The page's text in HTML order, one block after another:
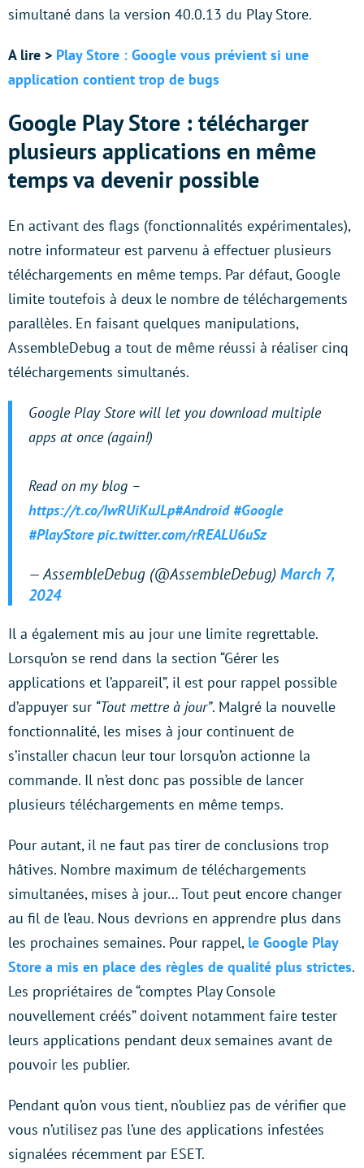
simultané dans la version 40.0.13 du Play Store.
A lire > Play Store : Google vous prévient si une
application contient trop de bugs
Google Play Store : télécharger
plusieurs applications en même
temps va devenir possible
En activant des flags (fonctionnalités expérimentales),
notre informateur est parvenu à effectuer plusieurs
téléchargements en même temps. Par défaut, Google
limite toutefois à deux le nombre de téléchargements
parallèles. En faisant quelques manipulations,
AssembleDebug a tout de même réussi à réaliser cinq
téléchargements simultanés.
Google Play Store will let you download multiple
apps at once (again!)
Read on my blog –
https://t.co/IwRUiKuJLp#Android #Google
#PlayStore pic.twitter.com/rREALU6uSz
— AssembleDebug (@AssembleDebug) March 7,
2024
Il a également mis au jour une limite regrettable.
Lorsqu’on se rend dans la section “Gérer les
applications et l’appareil”, il est pour rappel possible
d’appuyer sur “Tout mettre à jour”. Malgré la nouvelle
fonctionnalité, les mises à jour continuent de
s’installer chacun leur tour lorsqu’on actionne la
commande. Il n’est donc pas possible de lancer
plusieurs téléchargements en même temps.
Pour autant, il ne faut pas tirer de conclusions trop
hâtives. Nombre maximum de téléchargements
simultanées, mises à jour… Tout peut encore changer
au fil de l’eau. Nous devrions en apprendre plus dans
les prochaines semaines. Pour rappel, le Google Play
Store a mis en place des règles de qualité plus strictes.
Les propriétaires de “comptes Play Console
nouvellement créés” doivent notamment faire tester
leurs applications pendant deux semaines avant de
pouvoir les publier.
Pendant qu’on vous tient, n’oubliez pas de vérifier que
vous n’utilisez pas l’une des applications infestées
signalées récemment par ESET.